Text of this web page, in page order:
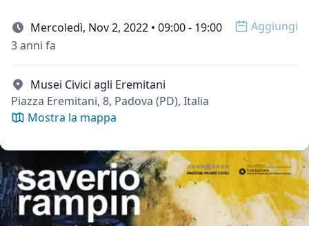
Mercoledì, Nov 2, 2022 • 09:00 - 19:00 Open
Aggiungi
3 anni fa
Musei Civici agli Eremitani
Piazza Eremitani, 8, Padova (PD), Italia
Mostra la mappa